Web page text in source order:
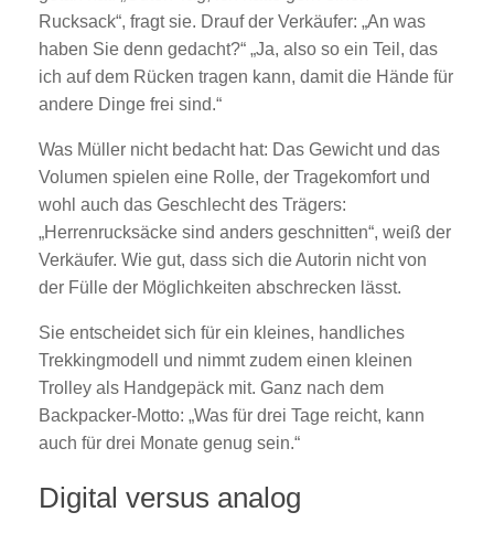
Rucksack“, fragt sie. Drauf der Verkäufer: „An was
haben Sie denn gedacht?“ „Ja, also so ein Teil, das
ich auf dem Rücken tragen kann, damit die Hände für
andere Dinge frei sind.“
Was Müller nicht bedacht hat: Das Gewicht und das
Volumen spielen eine Rolle, der Tragekomfort und
wohl auch das Geschlecht des Trägers:
„Herrenrucksäcke sind anders geschnitten“, weiß der
Verkäufer. Wie gut, dass sich die Autorin nicht von
der Fülle der Möglichkeiten abschrecken lässt.
Sie entscheidet sich für ein kleines, handliches
Trekkingmodell und nimmt zudem einen kleinen
Trolley als Handgepäck mit. Ganz nach dem
Backpacker-Motto: „Was für drei Tage reicht, kann
auch für drei Monate genug sein.“
Digital versus analog